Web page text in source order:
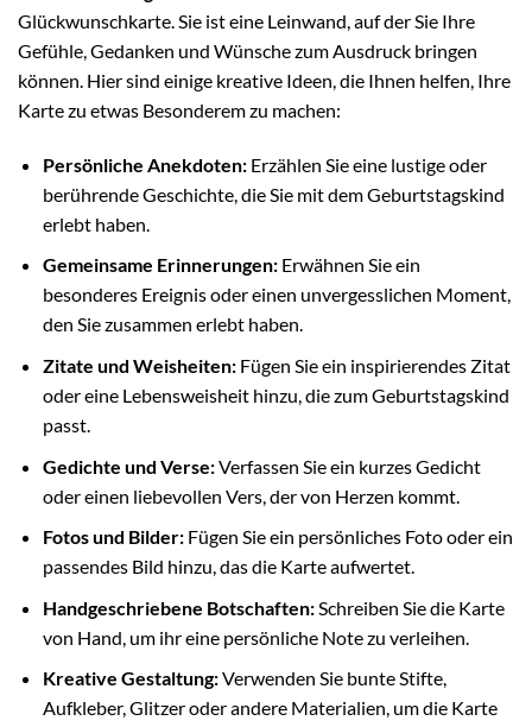
Glückwunschkarte. Sie ist eine Leinwand, auf der Sie Ihre
Gefühle, Gedanken und Wünsche zum Ausdruck bringen
können. Hier sind einige kreative Ideen, die Ihnen helfen, Ihre
Karte zu etwas Besonderem zu machen:
Persönliche Anekdoten:Erzählen Sie eine lustige oder
berührende Geschichte, die Sie mit dem Geburtstagskind
erlebt haben.
Gemeinsame Erinnerungen:Erwähnen Sie ein
besonderes Ereignis oder einen unvergesslichen Moment,
den Sie zusammen erlebt haben.
Zitate und Weisheiten:Fügen Sie ein inspirierendes Zitat
oder eine Lebensweisheit hinzu, die zum Geburtstagskind
passt.
Gedichte und Verse:Verfassen Sie ein kurzes Gedicht
oder einen liebevollen Vers, der von Herzen kommt.
Fotos und Bilder:Fügen Sie ein persönliches Foto oder ein
passendes Bild hinzu, das die Karte aufwertet.
Handgeschriebene Botschaften:Schreiben Sie die Karte
von Hand, um ihr eine persönliche Note zu verleihen.
Kreative Gestaltung:Verwenden Sie bunte Stifte,
Aufkleber, Glitzer oder andere Materialien, um die Karte